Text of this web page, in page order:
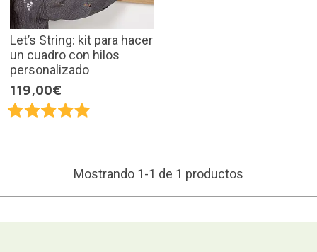
Let’s String: kit para hacer
un cuadro con hilos
personalizado
119,00€
Mostrando 1-1 de 1 productos